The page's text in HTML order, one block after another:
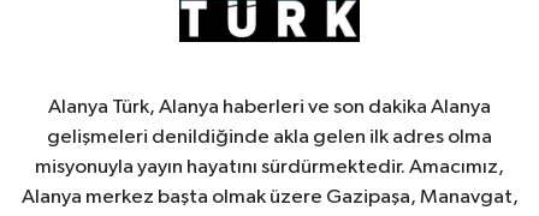
Alanya Türk, Alanya haberleri ve son dakika Alanya
gelişmeleri denildiğinde akla gelen ilk adres olma
misyonuyla yayın hayatını sürdürmektedir. Amacımız,
Alanya merkez başta olmak üzere Gazipaşa, Manavgat,